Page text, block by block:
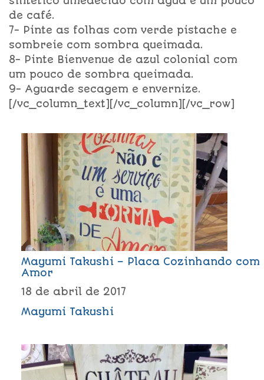
de café.
7- Pinte as folhas com verde pistache e
sombreie com sombra queimada.
8- Pinte Bienvenue de azul colonial com
um pouco de sombra queimada.
9- Aguarde secagem e envernize.
[/vc_column_text][/vc_column][/vc_row]
Mayumi Takushi – Placa Cozinhando com
Amor
18 de abril de 2017
Mayumi Takushi